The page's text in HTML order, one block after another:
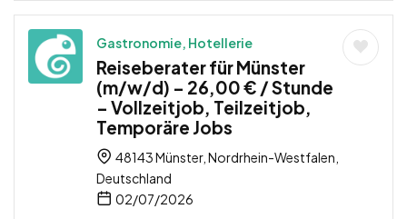
Gastronomie, Hotellerie
Reiseberater für Münster
(m/w/d) – 26,00 € / Stunde
– Vollzeitjob, Teilzeitjob,
Temporäre Jobs
48143 Münster, Nordrhein-Westfalen,
Deutschland
02/07/2026